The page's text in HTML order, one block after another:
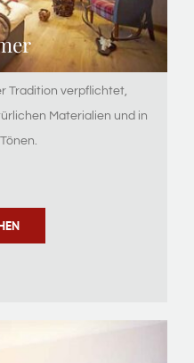
Tradition verpflichtet,
Materialien und in